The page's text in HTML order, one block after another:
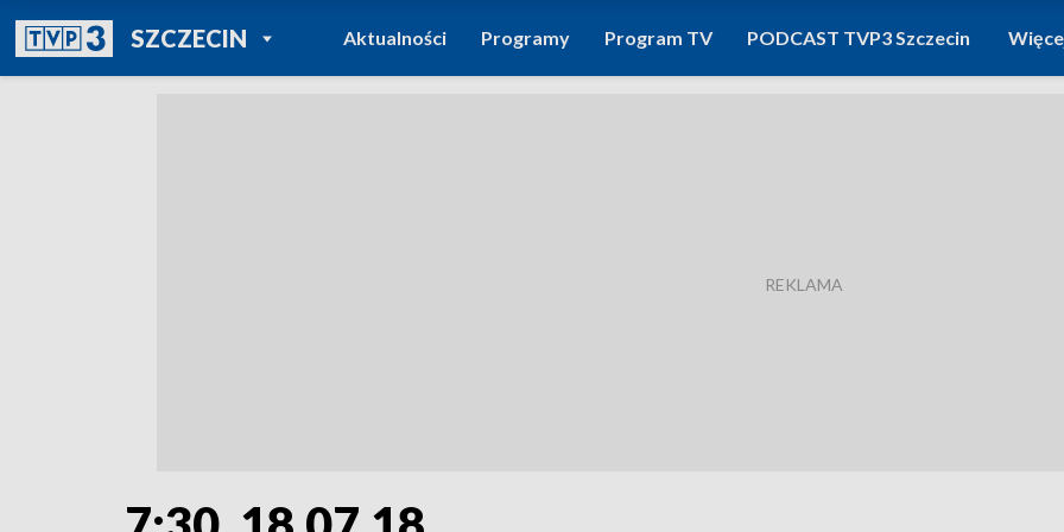
SZCZECINPOWRÓT DO
TVP REGIONY
Aktualności Programy Program TV PODCAST TVP3 Szczecin